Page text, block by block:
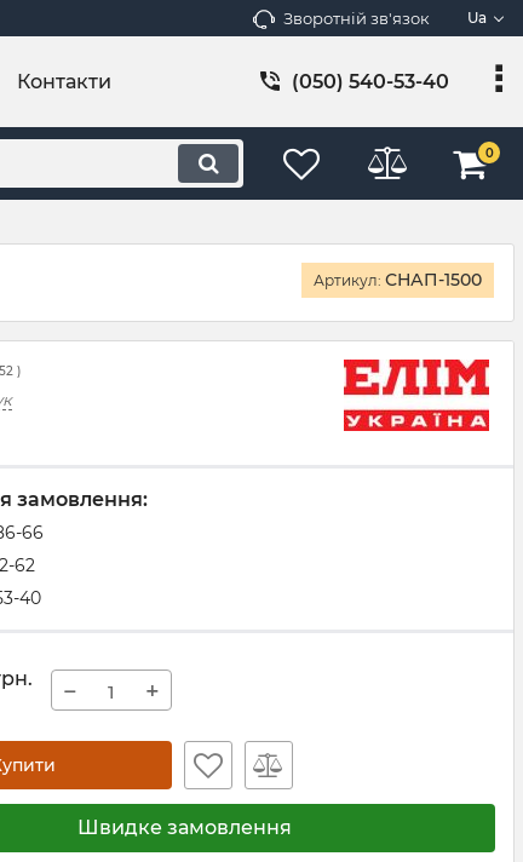
Зворотній зв'язок Ua
Контакти (050) 540-53-40
0
Артикул: СНАП-1500
52 )
замовлення:
66
62
40
− +
Швидке замовлення